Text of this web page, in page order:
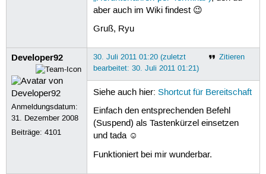
aber auch im Wiki findest 😉
Gruß, Ryu
Developer92
Anmeldungsdatum:
31. Dezember 2008
Beiträge:4101
Zitieren
30. Juli 2011 01:20 (zuletzt
bearbeitet: 30. Juli 2011 01:21)
Siehe auch hier: Shortcut für Bereitschaft
Einfach den entsprechenden Befehl
(Suspend) als Tastenkürzel einsetzen
und tada ☺
Funktioniert bei mir wunderbar.